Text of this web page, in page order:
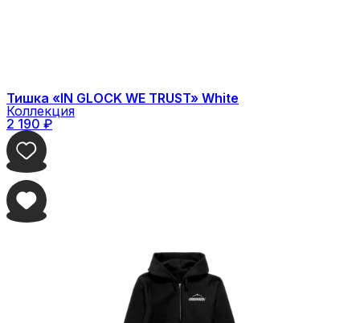
Тишка «IN GLOCK WE TRUST» White
Коллекция
2 190 ₽